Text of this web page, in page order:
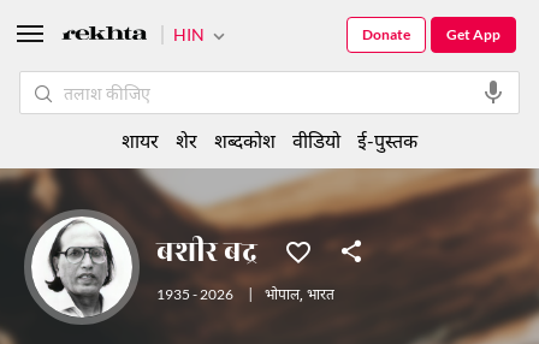
बशीर बद्र
1935 - 2026 भोपाल, भारत
HIN Get App
Donate
शायर शेर शब्दकोश वीडियो ई-पुस्तक